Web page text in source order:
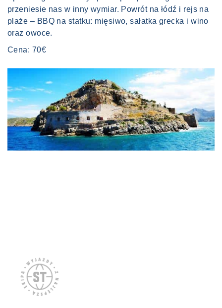
przeniesie nas w inny wymiar. Powrót na łódź i rejs na
plaże – BBQ na statku: mięsiwo, sałatka grecka i wino
oraz owoce.
Cena: 70€